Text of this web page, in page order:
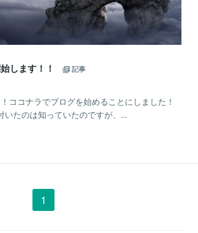
します！！
記事
ココナラでブログを始めることにしました！
いたのは知っていたのですが、...
1